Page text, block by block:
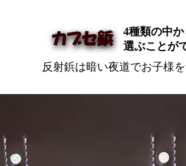
4種類の中
選ぶことが
反射鋲は暗い夜道でお子様